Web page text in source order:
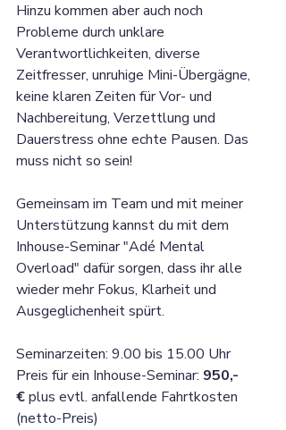
Hinzu kommen aber auch noch
Probleme durch unklare
Verantwortlichkeiten, diverse
Zeitfresser, unruhige Mini-Übergägne,
keine klaren Zeiten für Vor- und
Nachbereitung, Verzettlung und
Dauerstress ohne echte Pausen. Das
muss nicht so sein!
Gemeinsam im Team und mit meiner
Unterstützung kannst du mit dem
Inhouse-Seminar "Adé Mental
Overload" dafür sorgen, dass ihr alle
wieder mehr Fokus, Klarheit und
Ausgeglichenheit spürt.
Seminarzeiten: 9.00 bis 15.00 Uhr
Preis für ein Inhouse-Seminar: 950,-
€ plus evtl. anfallende Fahrtkosten
(netto-Preis)